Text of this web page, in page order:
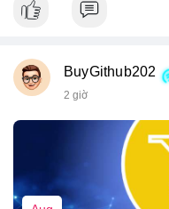
📰 Nguồn: CoinDesk
BuyGithub202
2 giờ